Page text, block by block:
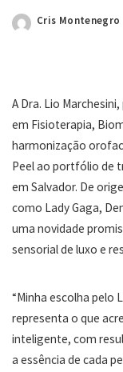
Posted
Cris Montenegro
A Dra. Lio
em Fisioterapia,
harmonização
Peel ao portfólio de
em Salvador. De
como Lady Gaga,
uma novidade
sensorial de luxo e
“Minha escolha pelo
representa o que
inteligente, com
a essência de cada